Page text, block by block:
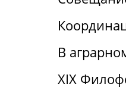
В
XIX